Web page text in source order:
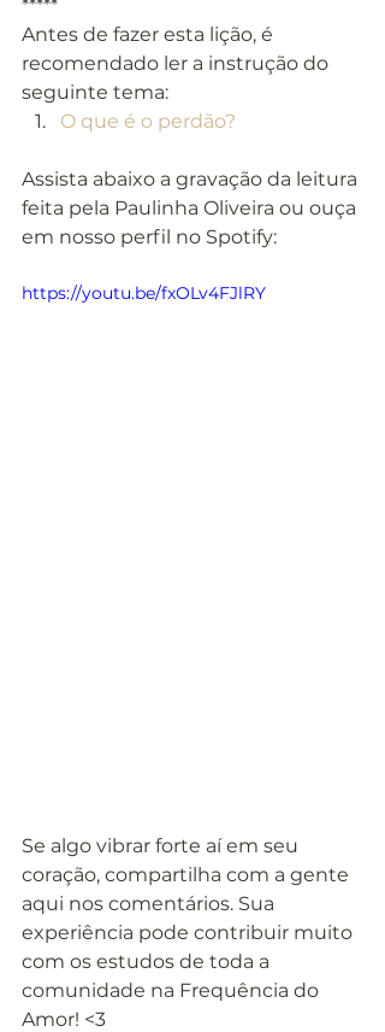
*****
Antes de fazer esta lição, é
recomendado ler a instrução do
seguinte tema:
O que é o perdão?
Assista abaixo a gravação da leitura
feita pela Paulinha Oliveira ou ouça
em nosso perfil no Spotify:
https://youtu.be/fxOLv4FJlRY
Se algo vibrar forte aí em seu
coração, compartilha com a gente
aqui nos comentários. Sua
experiência pode contribuir muito
com os estudos de toda a
comunidade na Frequência do
Amor! <3